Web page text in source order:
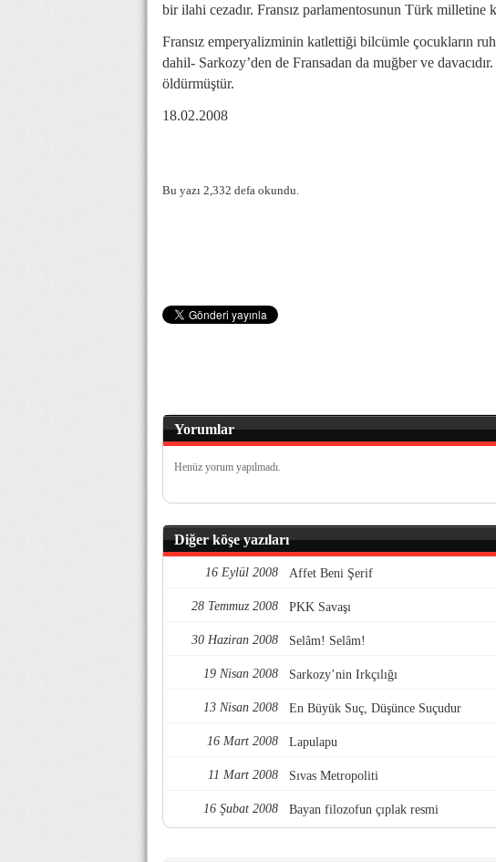
bir ilahi cezadır. Fransız parlamentosunun Türk milletine
Fransız emperyalizminin katlettiği bilcümle çocukların
dahil- Sarkozy’den de Fransadan da muğber ve
öldürmüştür.
18.02.2008
Bu yazı 2,332 defa okundu.
Yorumlar
Henüz yorum yapılmadı.
Diğer köşe yazıları
16 Eylül 2008 Affet Beni Şerif
28 Temmuz 2008 PKK Savaşı
30 Haziran 2008 Selâm! Selâm!
19 Nisan 2008 Sarkozy’nin Irkçılığı
13 Nisan 2008 En Büyük Suç, Düşünce Suçudur
16 Mart 2008 Lapulapu
11 Mart 2008 Sıvas Metropoliti
16 Şubat 2008 Bayan filozofun çıplak resmi